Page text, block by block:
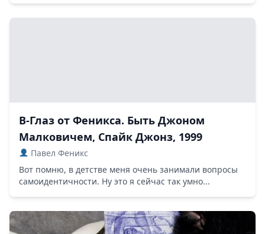
В-Глаз от Феникса. Быть Джоном
Малковичем, Спайк Джонз, 1999
Павел Феникс
Вот помню, в детстве меня очень занимали вопросы
самоидентичности. Ну это я сейчас так умно...